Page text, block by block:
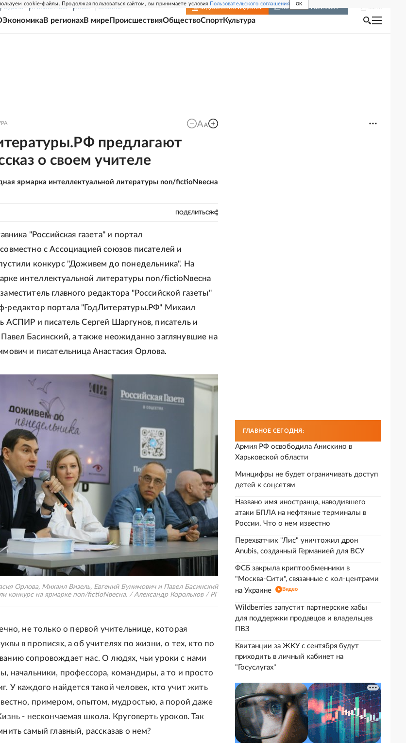
cookie-файлы. Продолжая пользоваться сайтом, вы принимаете условия Пользовательского соглашения OK
РОДИНА ПРИЛОЖЕНИЯ СОЮЗ НОВОСТИ ПОДПИСКА НА ИЗДАНИЕ ВКЛЮЧИТЬ РАССЫЛКУ
ЭкономикаВ регионахВ мире ПроисшествияОбществоСпортКультура
предлагают
о своем учителе
ярмарка интеллектуальной литературы non/fictioNвесна
ПОДЕЛИТЬСЯ
"Российская газета" и портал
с Ассоциацией союзов писателей и
конкурс "Доживем до понедельника". На
интеллектуальной литературы non/fictioNвесна
главного редактора "Российской газеты"
редактор портала "ГодЛитературы.РФ" Михаил
АСПИР и писатель Сергей Шаргунов, писатель и
Басинский, а также неожиданно заглянувшие на
и писательница Анастасия Орлова.
Орлова, Михаил Визель, Евгений Бунимович и Павел Басинский
конкурс на ярмарке non/fictioNвесна. / Александр Корольков / РГ
не только о первой учительнице, которая
в прописях, а об учителях по жизни, о тех, кто по
сопровождает нас. О людях, чьи уроки с нами
начальники, профессора, командиры, а то и просто
У каждого найдется такой человек, кто учит жить
примером, опытом, мудростью, а порой даже
- нескончаемая школа. Круговерть уроков. Так
самый главный, рассказав о нем?
ГЛАВНОЕ СЕГОДНЯ:
Армия РФ освободила Анискино в
Харьковской области
Минцифры не будет ограничивать доступ
детей к соцсетям
Названо имя иностранца, наводившего
атаки БПЛА на нефтяные терминалы в
России. Что о нем известно
Перехватчик "Лис" уничтожил дрон
Anubis, созданный Германией для ВСУ
ФСБ закрыла криптообменники в
"Москва-Сити", связанные с кол-центрами
на Украине
Видео
Wildberries запустит партнерские хабы
для поддержки продавцов и владельцев
ПВЗ
Квитанции за ЖКУ с сентября будут
приходить в личный кабинет на
"Госуслугах"